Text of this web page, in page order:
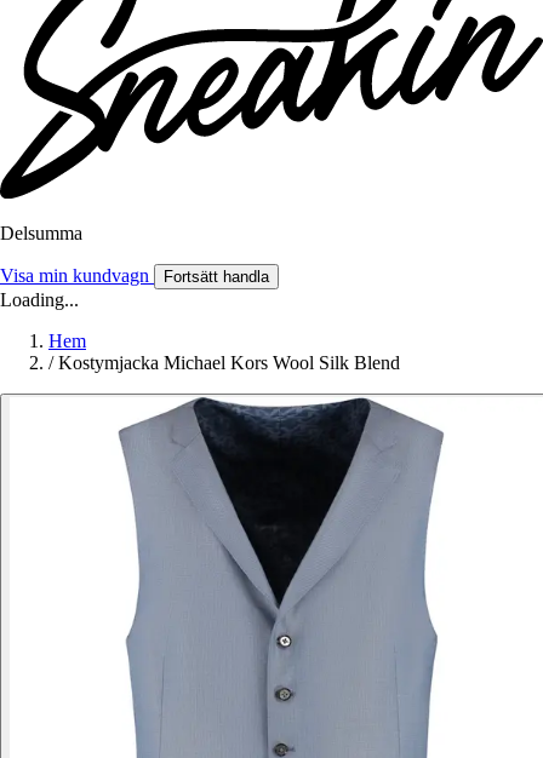
Delsumma
Visa min kundvagn Fortsätt handla
Loading...
Hem
/ Kostymjacka Michael Kors Wool Silk Blend